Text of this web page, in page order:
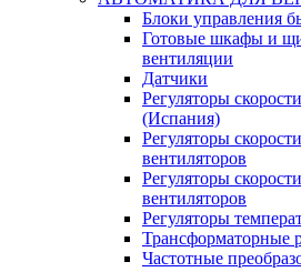
Блоки управления
Готовые шкафы и
вентиляции
Датчики
Регуляторы
(Испания)
Регуляторы
вентиляторов
Регуляторы
вентиляторов
Регуляторы
Трансформаторные
Частотные